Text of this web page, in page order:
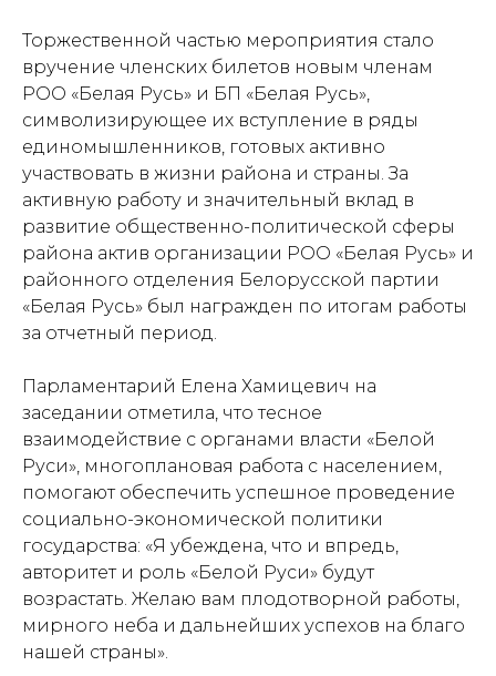
Торжественной частью мероприятия стало
вручение членских билетов новым членам
РОО «Белая Русь» и БП «Белая Русь»,
символизирующее их вступление в ряды
единомышленников, готовых активно
участвовать в жизни района и страны. За
активную работу и значительный вклад в
развитие общественно-политической сферы
района актив организации РОО «Белая Русь» и
районного отделения Белорусской партии
«Белая Русь» был награжден по итогам работы
за отчетный период.
Парламентарий Елена Хамицевич на
заседании отметила, что тесное
взаимодействие с органами власти «Белой
Руси», многоплановая работа с населением,
помогают обеспечить успешное проведение
социально-экономической политики
государства: «Я убеждена, что и впредь,
авторитет и роль «Белой Руси» будут
возрастать. Желаю вам плодотворной работы,
мирного неба и дальнейших успехов на благо
нашей страны».